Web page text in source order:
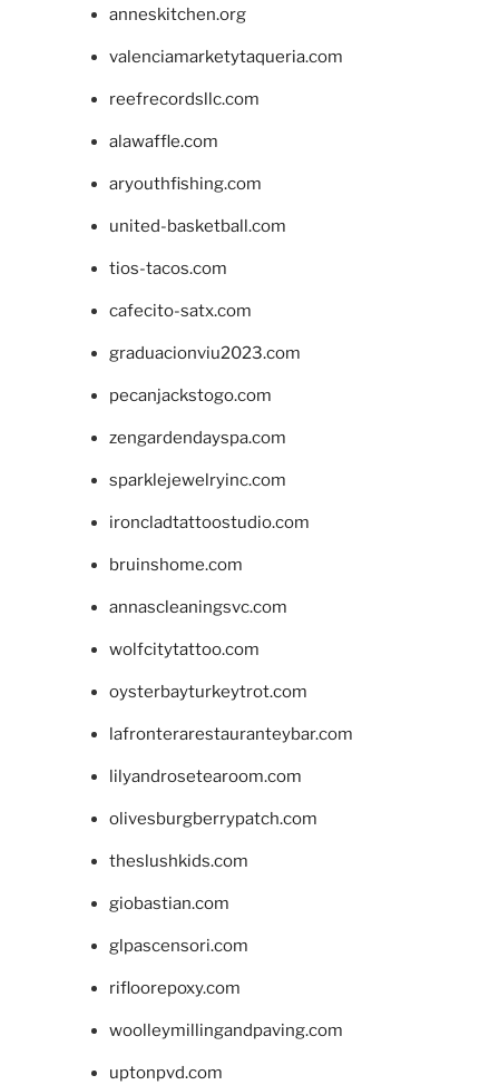
anneskitchen.org
valenciamarketytaqueria.com
reefrecordsllc.com
alawaffle.com
aryouthfishing.com
united-basketball.com
tios-tacos.com
cafecito-satx.com
graduacionviu2023.com
pecanjackstogo.com
zengardendayspa.com
sparklejewelryinc.com
ironcladtattoostudio.com
bruinshome.com
annascleaningsvc.com
wolfcitytattoo.com
oysterbayturkeytrot.com
lafronterarestauranteybar.com
lilyandrosetearoom.com
olivesburgberrypatch.com
theslushkids.com
giobastian.com
glpascensori.com
rifloorepoxy.com
woolleymillingandpaving.com
uptonpvd.com